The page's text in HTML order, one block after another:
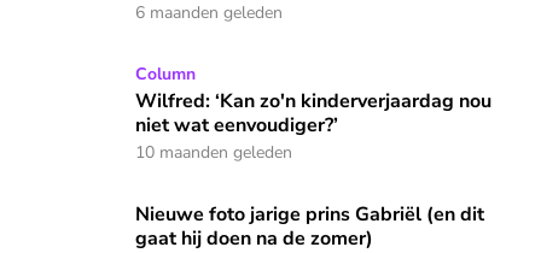
6 maanden geleden
Wilfred: ‘Kan zo'n kinderverjaardag nou niet wat
Column
Wilfred: ‘Kan zo'n kinderverjaardag nou
niet wat eenvoudiger?’
10 maanden geleden
Nieuwe foto jarige prins Gabriël (en dit gaat hij doen na de
Nieuwe foto jarige prins Gabriël (en dit
gaat hij doen na de zomer)